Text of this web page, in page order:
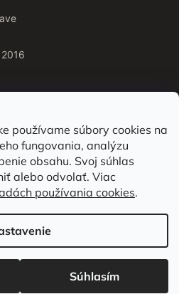
používame súbory cookies na
fungovania, analýzu
obsahu. Svoj súhlas
alebo odvolať. Viac
používania cookies.
Súhlasím
barefoot topánky podľa
v Bratislave.
Vytvoril Shoptet
práva vyhradené.Upraviť nastavenie
cookies